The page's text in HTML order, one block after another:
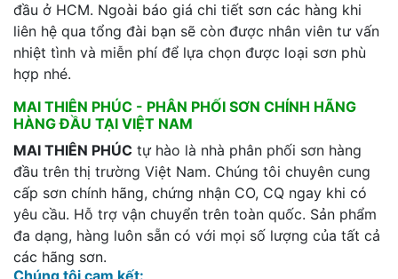
đầu ở HCM. Ngoài báo giá chi tiết sơn các hàng khi
liên hệ qua tổng đài bạn sẽ còn được nhân viên tư vấn
nhiệt tình và miễn phí để lựa chọn được loại sơn phù
hợp nhé.
MAI THIÊN PHÚC - PHÂN PHỐI SƠN CHÍNH HÃNG
HÀNG ĐẦU TẠI VIỆT NAM
MAI THIÊN PHÚC tự hào là nhà phân phối sơn hàng
đầu trên thị trường Việt Nam. Chúng tôi chuyên cung
cấp sơn chính hãng, chứng nhận CO, CQ ngay khi có
yêu cầu. Hỗ trợ vận chuyển trên toàn quốc. Sản phẩm
đa dạng, hàng luôn sẵn có với mọi số lượng của tất cả
các hãng sơn.